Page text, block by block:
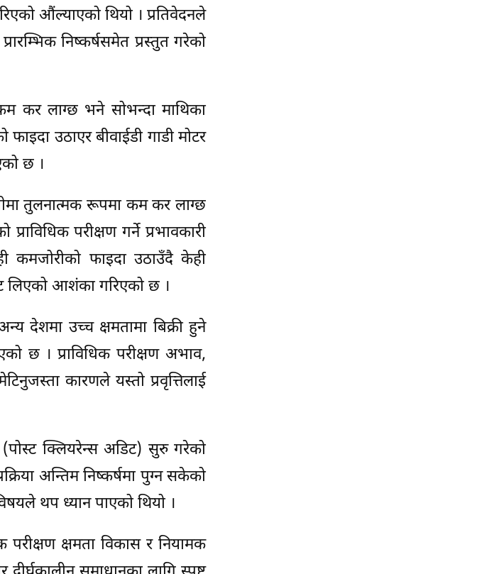
औंल्याएको थियो । प्रतिवेदनले
निष्कर्षसमेत प्रस्तुत गरेको
कर लाग्छ भने सोभन्दा माथिका
उठाएर बीवाईडी गाडी मोटर
छ ।
तुलनात्मक रूपमा कम कर लाग्छ
परीक्षण गर्ने प्रभावकारी
कमजोरीको फाइदा उठाउँदै केही
लिएको आशंका गरिएको छ ।
देशमा उच्च क्षमतामा बिक्री हुने
छ । प्राविधिक परीक्षण अभाव,
कारणले यस्तो प्रवृत्तिलाई
क्लियरेन्स अडिट) सुरु गरेको
अन्तिम निष्कर्षमा पुग्न सकेको
थप ध्यान पाएको थियो ।
परीक्षण क्षमता विकास र नियामक